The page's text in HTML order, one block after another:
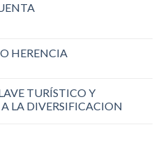
HERENCIA
TURÍSTICO Y
LA DIVERSIFICACION